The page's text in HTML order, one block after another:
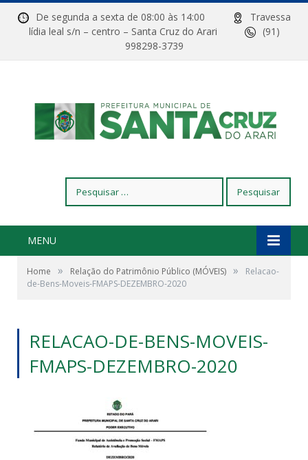
De segunda a sexta de 08:00 às 14:00
Travessa
lídia leal s/n – centro – Santa Cruz do Arari
(91)
998298-3739
por:
MENU
Home » Relação do Patrimônio Público (MÓVEIS) »
Relacao-
de-Bens-Moveis-FMAPS-DEZEMBRO-2020
RELACAO-DE-BENS-MOVEIS-
FMAPS-DEZEMBRO-2020